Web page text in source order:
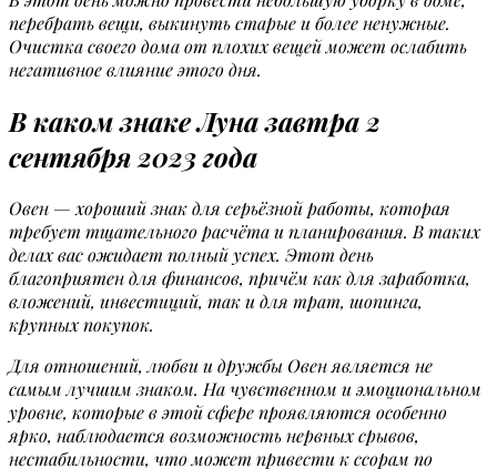
перебрать вещи, выкинуть старые и более ненужные.
Очистка своего дома от плохих вещей может ослабить
негативное влияние этого дня.
В каком знаке Луна завтра 2
сентября 2023 года
Овен — хороший знак для серьёзной работы, которая
требует тщательного расчёта и планирования. В таких
делах вас ожидает полный успех. Этот день
благоприятен для финансов, причём как для заработка,
вложений, инвестиций, так и для трат, шопинга,
крупных покупок.
Для отношений, любви и дружбы Овен является не
самым лучшим знаком. На чувственном и эмоциональном
уровне, которые в этой сфере проявляются особенно
ярко, наблюдается возможность нервных срывов,
нестабильности, что может привести к ссорам по